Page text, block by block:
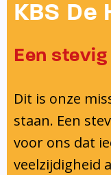
KBS De
Een
Dit is onze
staan. Een
voor ons dat
veelzijdigheid